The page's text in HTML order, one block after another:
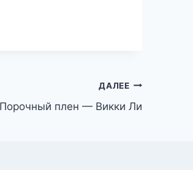
ДАЛЕЕ
Порочный плен — Викки Ли